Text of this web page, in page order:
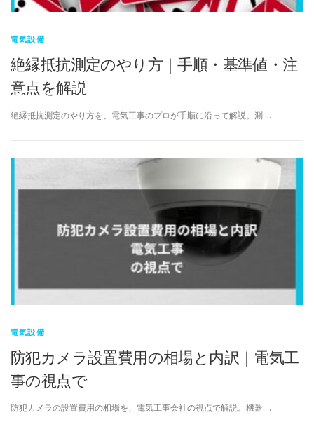
電気設備
絶縁抵抗測定のやり方｜手順・基準値・注
意点を解説
絶縁抵抗測定のやり方を、電気工事のプロが手順に沿って解説。測 …
電気設備
防犯カメラ設置費用の相場と内訳｜電気工
事の視点で
防犯カメラの設置費用の相場を、電気工事会社の視点で解説。機器 …